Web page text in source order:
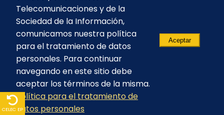
© 2023 - CELEC EP - Todos los derechos
reservados
Telecomunicaciones y de la
Sociedad de la Información,
comunicamos nuestra política
para el tratamiento de datos
personales. Para continuar
navegando en este sitio debe
aceptar los términos de la misma.
Política para el tratamiento de
datos personales
Aceptar
CELEC EP